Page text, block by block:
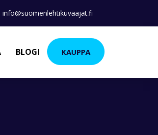
info@suomenlehtikuvaajat.fi
BLOGI KAUPPA